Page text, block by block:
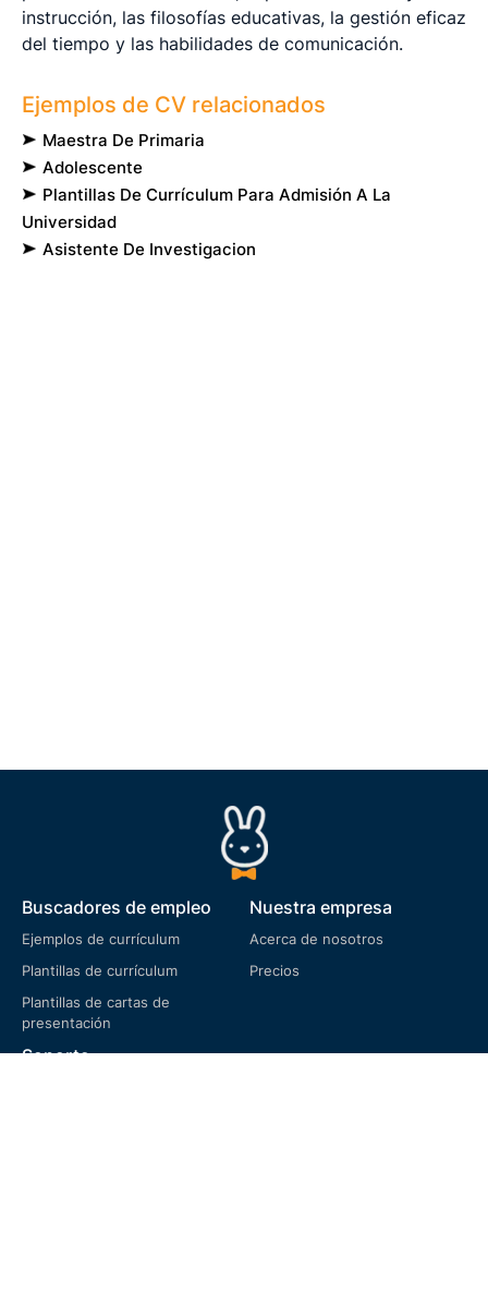
instrucción, las filosofías educativas, la gestión eficaz
del tiempo y las habilidades de comunicación.
Ejemplos de CV relacionados
Maestra De Primaria
Adolescente
Plantillas De Currículum Para Admisión A La
Universidad
Asistente De Investigacion
Buscadores de empleo
Ejemplos de currículum
Plantillas de currículum
Plantillas de cartas de
presentación
Nuestra empresa
Acerca de nosotros
Precios
Soporte